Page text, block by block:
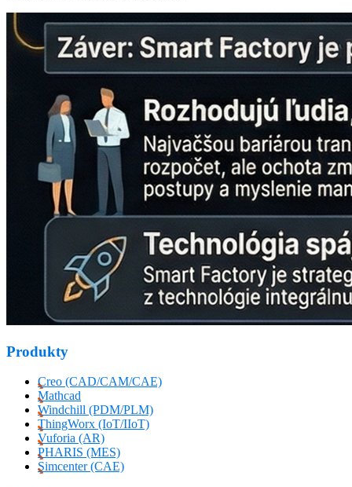
Produkty
Creo (CAD/CAM/CAE)
Mathcad
Windchill (PDM/PLM)
ThingWorx (IoT/IIoT)
Vuforia (AR)
PHARIS (MES)
Simcenter (CAE)